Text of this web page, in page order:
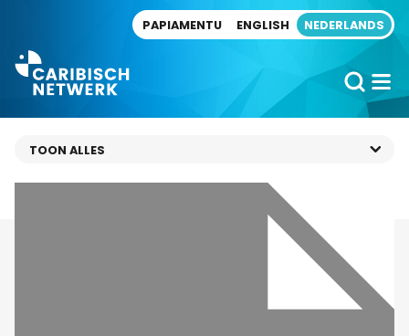
PAPIAMENTU ENGLISH NEDERLANDS